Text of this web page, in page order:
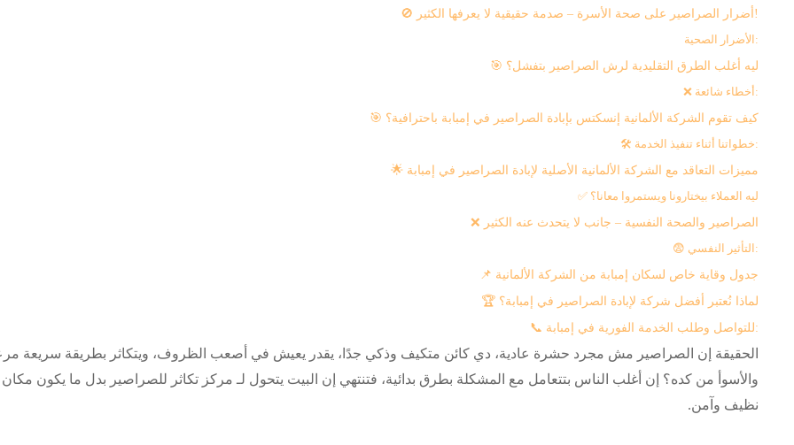
🚫 أضرار الصراصير على صحة الأسرة – صدمة حقيقية لا يعرفها الكثير!
الأضرار الصحية:
🎯 ليه أغلب الطرق التقليدية لرش الصراصير بتفشل؟
❌ أخطاء شائعة:
🎯 كيف تقوم الشركة الألمانية إنسكتس بإبادة الصراصير في إمبابة باحترافية؟
🛠️ خطواتنا أثناء تنفيذ الخدمة:
🌟 مميزات التعاقد مع الشركة الألمانية الأصلية لإبادة الصراصير في إمبابة
✅ ليه العملاء بيختارونا ويستمروا معانا؟
❌ الصراصير والصحة النفسية – جانب لا يتحدث عنه الكثير
😨 التأثير النفسي:
📌 جدول وقاية خاص لسكان إمبابة من الشركة الألمانية
🏆 لماذا نُعتبر أفضل شركة لإبادة الصراصير في إمبابة؟
📞 للتواصل وطلب الخدمة الفورية في إمبابة:
الحقيقة إن الصراصير مش مجرد حشرة عادية، دي كائن متكيف وذكي جدًا، يقدر يعيش في أصعب الظروف، ويتكاثر بطريقة سريعة
والأسوأ من كده؟ إن أغلب الناس بتتعامل مع المشكلة بطرق بدائية، فتنتهي إن البيت يتحول لـ مركز تكاثر للصراصير بدل ما يكون مكان
نظيف وآمن.